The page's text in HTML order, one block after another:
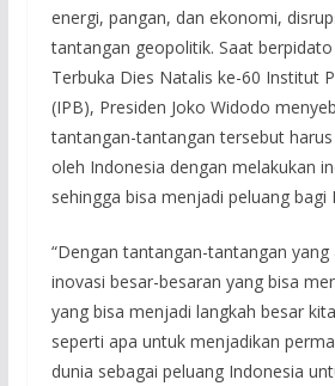
energi, pangan, dan ekonomi,
tantangan geopolitik. Saat
Terbuka Dies Natalis ke-60 Institut
(IPB), Presiden Joko Widodo
tantangan-tantangan tersebut
oleh Indonesia dengan melakukan
sehingga bisa menjadi peluang bagi
“Dengan tantangan-tantangan
inovasi besar-besaran yang bisa
yang bisa menjadi langkah besar
seperti apa untuk menjadikan
dunia sebagai peluang Indonesia